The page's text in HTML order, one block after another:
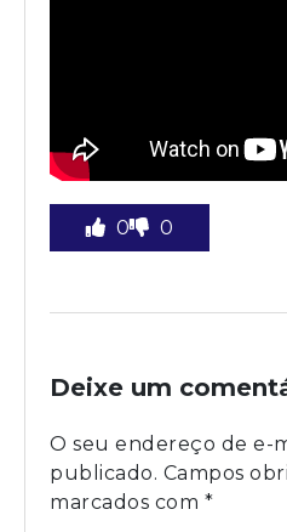
0 0
Deixe um
O seu endereço de e-
publicado. Campos
marcados com *